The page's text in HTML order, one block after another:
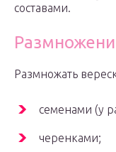
составами.
Размножать
семенами (у
черенками;